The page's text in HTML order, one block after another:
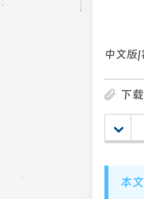
中文版
下
本